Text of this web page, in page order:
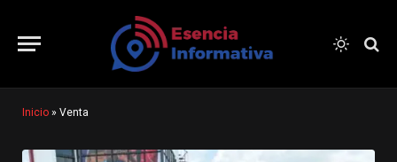
Inicio » Venta